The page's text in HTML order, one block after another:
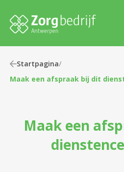
Startpagina/
Maak een afspraak bij dit
Maak een